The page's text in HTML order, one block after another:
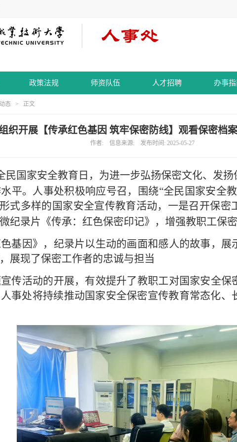
政策法规 师资队伍 人才招聘 办事
态 > 正文
织开展【传承红色基因 筑牢保密防线】观看保密档
作者: 信息来源: 发布时间: 2025-05-27
民国家安全教育日，为进一步弘扬保密文化、发
平。人事处积极响应号召，围绕“全民国家安全
式多样的国家安全宣传教育活动，一是召开保密
纪录片《传承：红色保密印记》，增强教职工保
基因》，纪录片以生动的画面和感人的故事，
展现了保密工作者的忠诚与担当
传活动的开展，有效提升了教职工对国家安全
事处将持续推动国家安全保密宣传教育常态化